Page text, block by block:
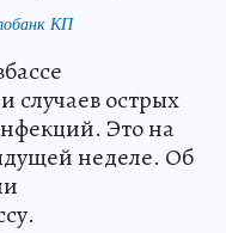
КП
случаев острых
Это на
неделе. Об